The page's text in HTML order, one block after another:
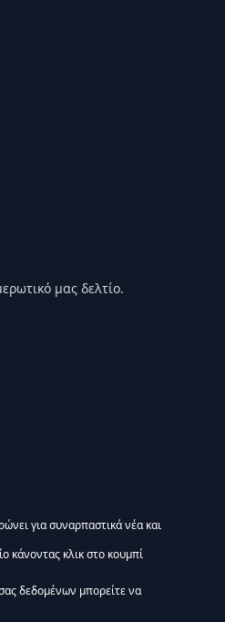
μας δελτίο.
για συναρπαστικά νέα και
:)
κάνοντας κλικ στο κουμπί
δεδομένων μπορείτε να